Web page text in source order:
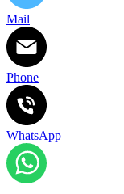
Mail
Phone
WhatsApp